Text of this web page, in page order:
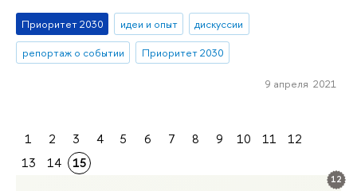
12
Приоритет 2030 идеи и опыт
дискуссии
репортаж о событии
Приоритет 2030
9 апреля 2021
1 2 3 4 5 6 7 8 9 10 11
12
13
14 15